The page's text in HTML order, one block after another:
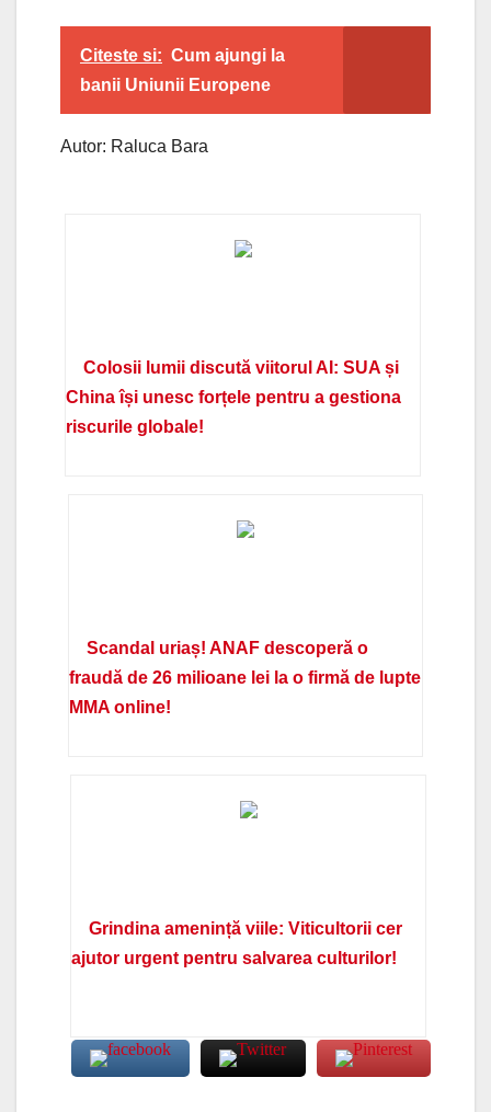
Citeste si: Cum ajungi la
banii Uniunii Europene
Autor: Raluca Bara
Colosii lumii discută viitorul AI: SUA și
China își unesc forțele pentru a gestiona
riscurile globale!
Scandal uriaș! ANAF descoperă o
fraudă de 26 milioane lei la o firmă de lupte
MMA online!
Grindina amenință viile: Viticultorii cer
ajutor urgent pentru salvarea culturilor!